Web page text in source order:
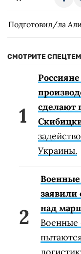
Подготовил/ла
СМОТРИТЕ
сделают
Украины.
Военные
заявили
над
Военные